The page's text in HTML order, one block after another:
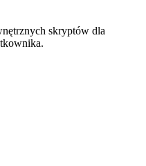
skryptów dla